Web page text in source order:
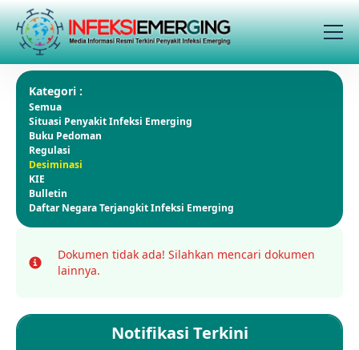
Kategori :
Semua
Situasi Penyakit Infeksi Emerging
Buku Pedoman
Regulasi
Desiminasi
KIE
Bulletin
Daftar Negara Terjangkit Infeksi Emerging
Info
Dokumen tidak ada! Silahkan mencari dokumen
lainnya.
Notifikasi Terkini